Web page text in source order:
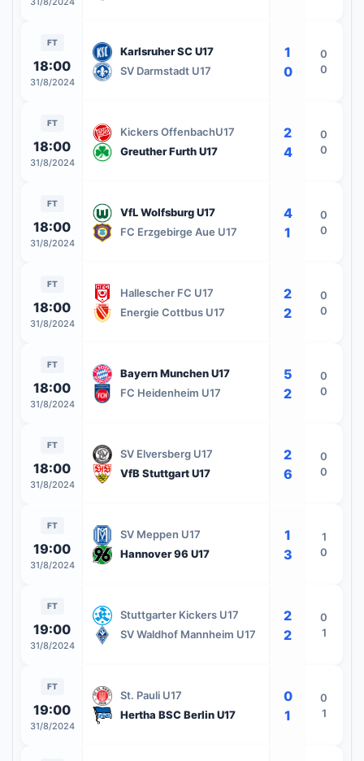
FT
18:00
31/8/2024
Karlsruher SC U17
SV Darmstadt U17
1
0
0
0
FT
18:00
31/8/2024
Kickers OffenbachU17
Greuther Furth U17
2
4
0
0
FT
18:00
31/8/2024
VfL Wolfsburg U17
FC Erzgebirge Aue U17
4
1
0
0
FT
18:00
31/8/2024
Hallescher FC U17
Energie Cottbus U17
2
2
0
0
FT
18:00
31/8/2024
Bayern Munchen U17
FC Heidenheim U17
5
2
0
0
FT
18:00
31/8/2024
SV Elversberg U17
VfB Stuttgart U17
2
6
0
0
FT
19:00
31/8/2024
SV Meppen U17
Hannover 96 U17
1
3
1
0
FT
19:00
31/8/2024
Stuttgarter Kickers U17
SV Waldhof Mannheim U17
2
2
0
1
FT
19:00
31/8/2024
St. Pauli U17
Hertha BSC Berlin U17
0
1
0
1